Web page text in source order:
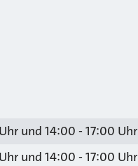
und 14:00 - 17:00 Uhr
und 14:00 - 17:00 Uhr